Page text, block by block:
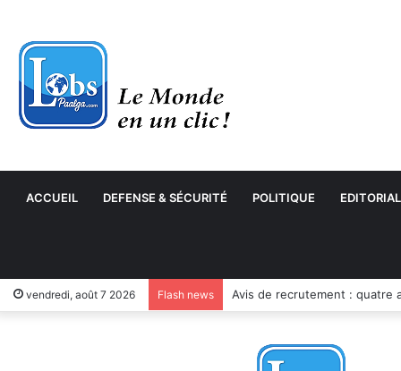
ACCUEIL DEFENSE & SÉCURITÉ POLITIQUE EDITORIAL
vendredi, août 7 2026 Flash news Côte d’Ivoire : Hervé